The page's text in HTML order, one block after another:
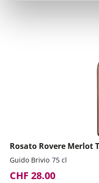
Rosato Rovere Merlot
Guido Brivio 75 cl
CHF 28.00